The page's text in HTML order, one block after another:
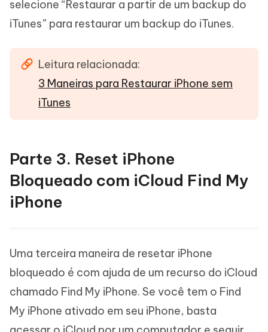
selecione “Restaurar a partir de um backup do
iTunes” para restaurar um backup do iTunes.
Leitura relacionada:
3 Maneiras para Restaurar iPhone sem
iTunes
Parte 3. Reset iPhone
Bloqueado com iCloud Find My
iPhone
Uma terceira maneira de resetar iPhone
bloqueado é com ajuda de um recurso do iCloud
chamado Find My iPhone. Se você tem o Find
My iPhone ativado em seu iPhone, basta